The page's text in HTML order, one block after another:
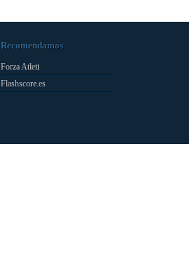
Recomendamos
Forza Atleti
Flashscore.es